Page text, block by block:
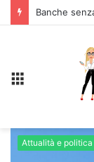
Attualità e politica